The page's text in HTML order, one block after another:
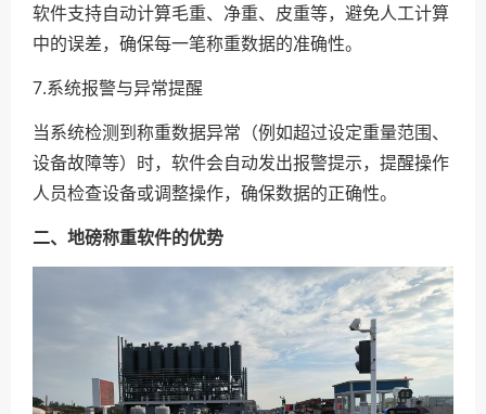
软件支持自动计算毛重、净重、皮重等，避免人工计算
中的误差，确保每一笔称重数据的准确性。
7.系统报警与异常提醒
当系统检测到称重数据异常（例如超过设定重量范围、
设备故障等）时，软件会自动发出报警提示，提醒操作
人员检查设备或调整操作，确保数据的正确性。
二、地磅称重软件的优势